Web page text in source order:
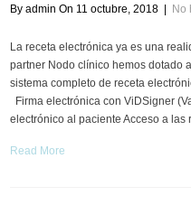
By admin On 11 octubre, 2018 No
La receta electrónica ya es una
partner Nodo clínico hemos dotado
sistema completo de receta
Firma electrónica con ViDSigner
electrónico al paciente Acceso a las
Read More